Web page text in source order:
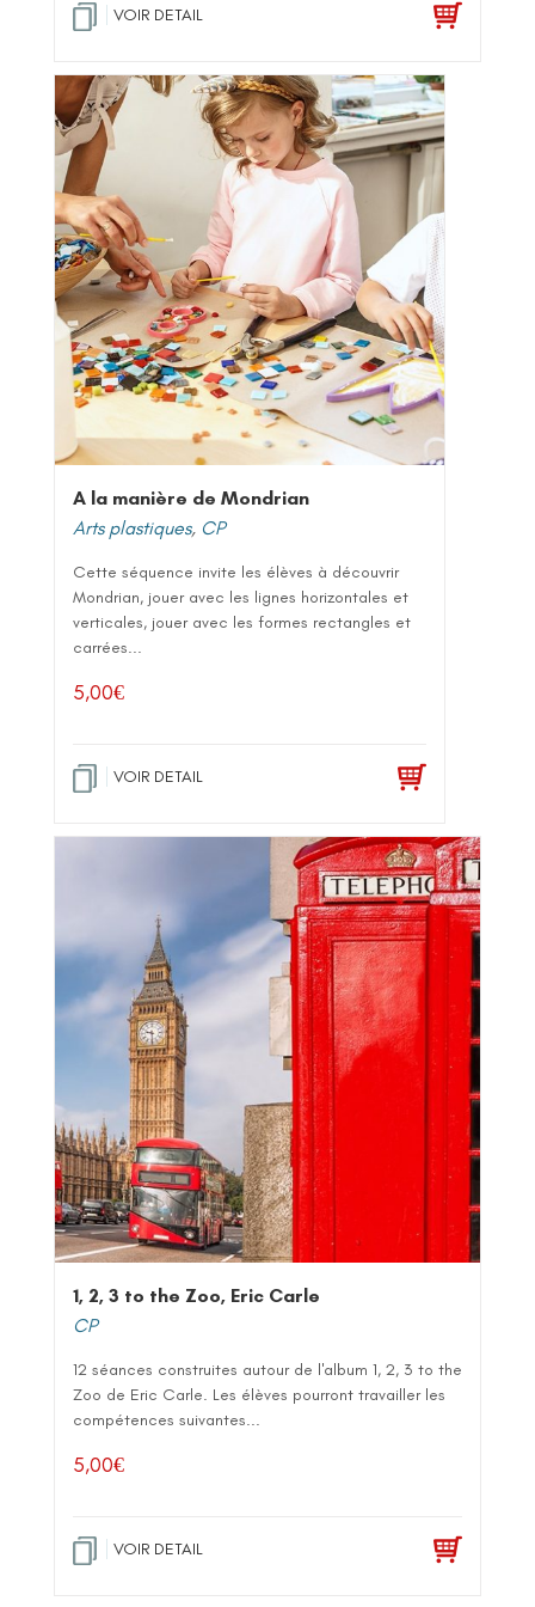
VOIR DETAIL
A la manière de Mondrian
Arts plastiques, CP
Cette séquence invite les élèves à découvrir
Mondrian, jouer avec les lignes horizontales et
verticales, jouer avec les formes rectangles et
carrées...
5,00€
VOIR DETAIL
1, 2, 3 to the Zoo, Eric Carle
CP
12 séances construites autour de l'album 1, 2, 3 to the
Zoo de Eric Carle. Les élèves pourront travailler les
compétences suivantes...
5,00€
VOIR DETAIL